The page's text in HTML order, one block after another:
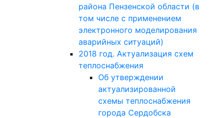
района Пензенской области (в
том числе с применением
электронного моделирования
аварийных ситуаций)
2018 год. Актуализация схем
теплоснабжения
Об утверждении
актуализированной
схемы теплоснабжения
города Сердобска